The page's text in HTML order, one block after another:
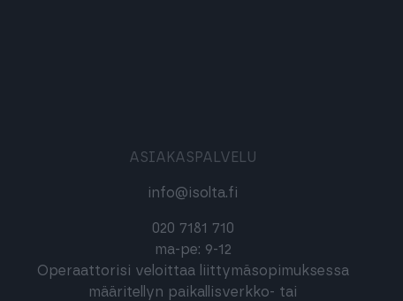
ASIAKASPALVELU
info@isolta.fi
020 7181 710
ma-pe: 9-12
Operaattorisi veloittaa liittymäsopimuksessa
määritellyn paikallisverkko- tai